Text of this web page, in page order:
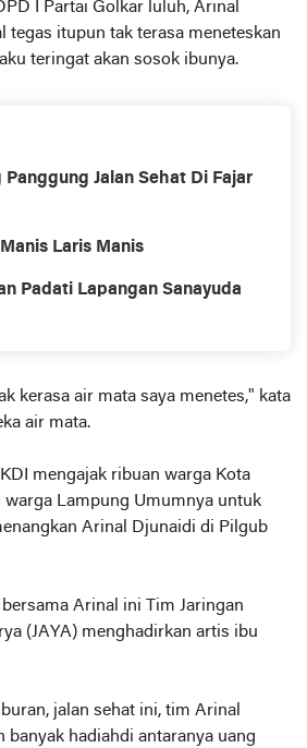
I Partai Golkar luluh, Arinal
tegas itupun tak terasa meneteskan
teringat akan sosok ibunya.
Panggung Jalan Sehat Di Fajar
Laris Manis
Padati Lapangan Sanayuda
kerasa air mata saya menetes," kata
air mata.
mengajak ribuan warga Kota
warga Lampung Umumnya untuk
Arinal Djunaidi di Pilgub
Arinal ini Tim Jaringan
(JAYA) menghadirkan artis ibu
jalan sehat ini, tim Arinal
banyak hadiahdi antaranya uang